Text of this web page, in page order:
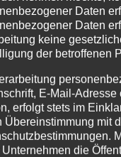
die Kinder auf
Daten
Daten
keine
der betroffenen
E-Mail-
erfolgt stets im
Übereinstimmung mit
Unternehmen die